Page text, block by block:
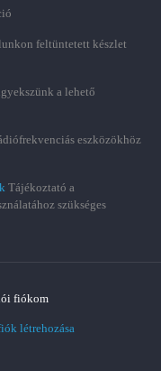
feltüntetett készlet
a lehető
eszközökhöz
Tájékoztató a
szükséges
fiókom
létrehozása